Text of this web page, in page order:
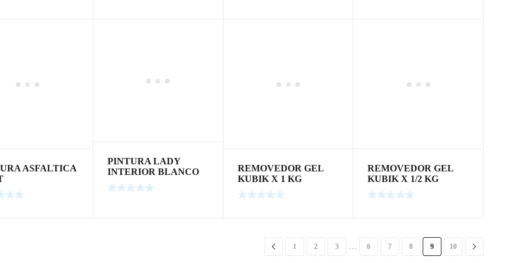
ASFALTICA
PINTURA LADY
INTERIOR BLANCO
MATE x 4L
REMOVEDOR GEL
KUBIK X 1 KG
REMOVEDOR GEL
KUBIK X 1/2 KG
1 2 3 6 7 8 9 10